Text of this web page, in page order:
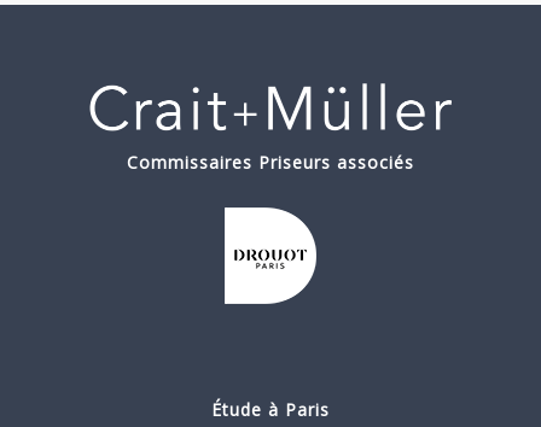
Commissaires Priseurs associés
Étude à Paris